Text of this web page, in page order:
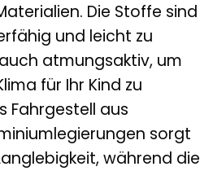
Die Stoffe sind
und leicht zu
atmungsaktiv, um
für Ihr Kind zu
Fahrgestell aus
sorgt
während die